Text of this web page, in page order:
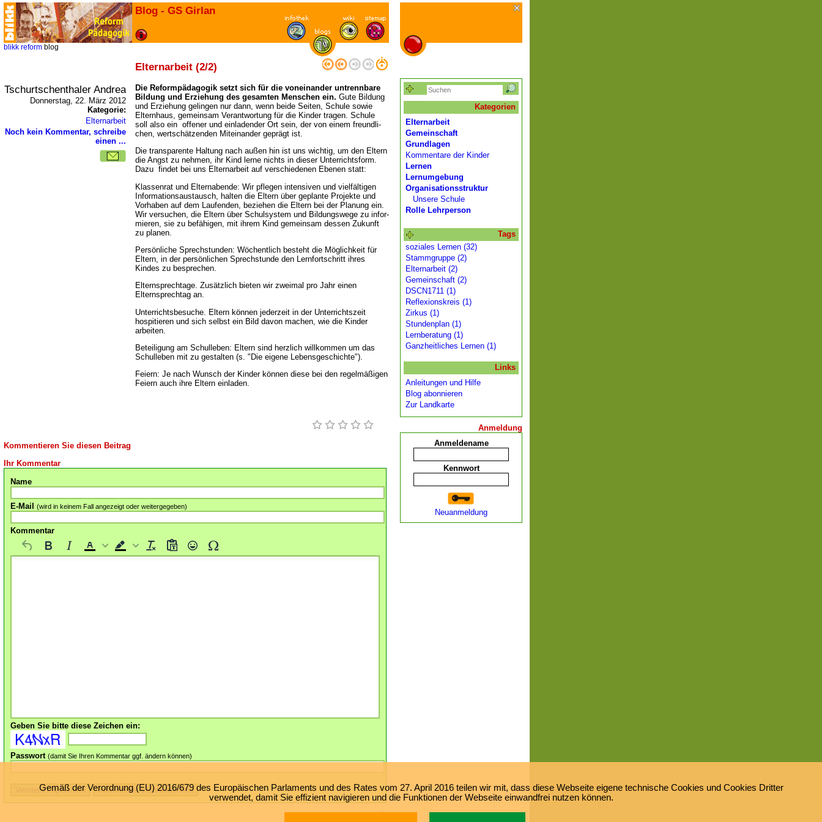
Blog - GS Girlan
blikk reform blog
Elternarbeit (2/2)
Tschurtschenthaler Andrea
Donnerstag, 22. März 2012
Kategorie:
Elternarbeit
Noch kein Kommentar, schreibe
einen ...
Die Reform­päd­ago­gik setzt sich für die von­ein­an­der untrenn­bare
Bil­dung und Erzie­hung des gesam­ten Men­schen ein. Gute Bil­dung
und Erzie­hung gelin­gen nur dann, wenn beide Sei­ten, Schule sowie
Elternhaus, gemein­sam Ver­ant­wor­tung für die Kin­der tra­gen. Schule
soll also ein offe­ner und ein­la­den­der Ort sein, der von einem freund­li­
chen, wert­schät­zen­den Mit­ein­an­der geprägt ist.
Die transparente Haltung nach außen hin ist uns wichtig, um den Eltern
die Angst zu nehmen, ihr Kind lerne nichts in dieser Unterrichtsform.
Dazu findet bei uns Elternarbeit auf verschiedenen Ebenen statt:
Klassenrat und Elternabende: Wir pflegen inten­si­ven und viel­fäl­ti­gen
Infor­ma­ti­ons­aus­tausch, halten die Eltern über geplante Projekte und
Vorhaben auf dem Laufenden, beziehen die Eltern bei der Planung ein.
Wir versuchen, die Eltern über Schul­sys­tem und Bil­dungs­wege zu infor­
mie­ren, sie zu befä­hi­gen, mit ihrem Kind gemein­sam des­sen Zukunft
zu planen.
Persönliche Sprechstunden: Wöchentlich besteht die Möglichkeit für
Eltern, in der persönlichen Sprechstunde den Lernfortschritt ihres
Kindes zu besprechen.
Elternsprechtage. Zusätzlich bieten wir zweimal pro Jahr einen
Elternsprechtag an.
Unterrichtsbesuche. Eltern können jederzeit in der Unterrichtszeit
hospitieren und sich selbst ein Bild davon machen, wie die Kinder
arbeiten.
Beteiligung am Schulleben: Eltern sind herzlich willkommen um das
Schulleben mit zu gestalten (s. "Die eigene Lebensgeschichte").
Feiern: Je nach Wunsch der Kinder können diese bei den regelmäßigen
Feiern auch ihre Eltern einladen.
Kommentieren Sie diesen Beitrag
Ihr Kommentar
Name
E-Mail (wird in keinem Fall angezeigt oder weitergegeben)
Kommentar
Geben Sie bitte diese Zeichen ein:
Passwort (damit Sie Ihren Kommentar ggf. ändern können)
Kategorien
Elternarbeit
Gemeinschaft
Grundlagen
Kommentare der Kinder
Lernen
Lernumgebung
Organisationsstruktur
Unsere Schule
Rolle Lehrperson
Tags
soziales Lernen (32)
Stammgruppe (2)
Elternarbeit (2)
Gemeinschaft (2)
DSCN1711 (1)
Reflexionskreis (1)
Zirkus (1)
Stundenplan (1)
Lernberatung (1)
Ganzheitliches Lernen (1)
Links
Anleitungen und Hilfe
Blog abonnieren
Zur Landkarte
Anmeldung
Anmeldename
Kennwort
Neuanmeldung
Gemäß der Verordnung (EU) 2016/679 des Europäischen Parlaments und des Rates vom 27. April 2016 teilen wir mit, dass diese Webseite eigene technische Cookies und Cookies Dritter
verwendet, damit Sie effizient navigieren und die Funktionen der Webseite einwandfrei nutzen können.